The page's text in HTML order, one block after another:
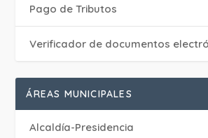
Pago de Tributos
Verificador de documentos
ÁREAS MUNICIPALES
Alcaldía-Presidencia